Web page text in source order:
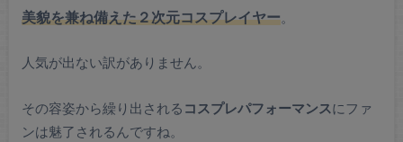
美貌を兼ね備えた２次元コスプレイヤー。
人気が出ない訳がありません。
その容姿から繰り出される コスプレパフォーマンスにファ
ンは魅了されるんですね。